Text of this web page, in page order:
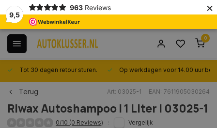
9,5
963 Reviews ×
0
Tot 30 dagen retour sturen. Op werkdagen voor 14.00 uur
Terug Art: 03025-1 EAN: 7611905030264
RiwaxAutoshampoo | 1 Liter | 03025-1
0/10 (0 Reviews) Vergelijk